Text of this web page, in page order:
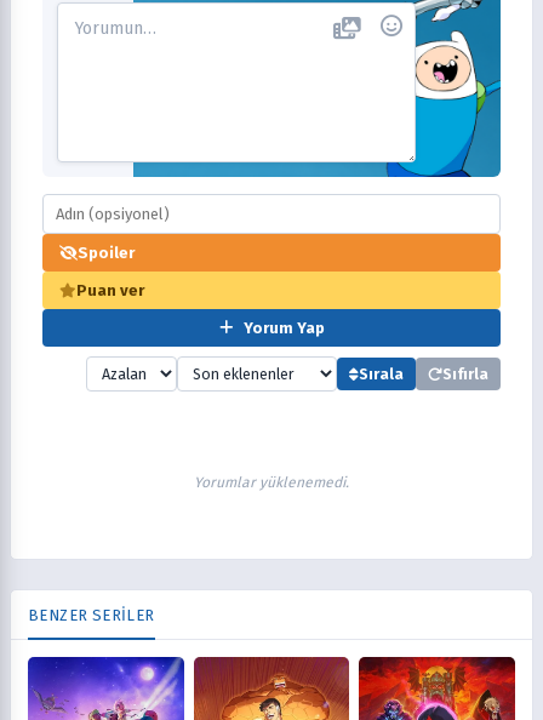
Spoiler
Puan ver
Yorum Yap
Sırala Sıfırla
Yorumlar yüklenemedi.
BENZER SERİLER